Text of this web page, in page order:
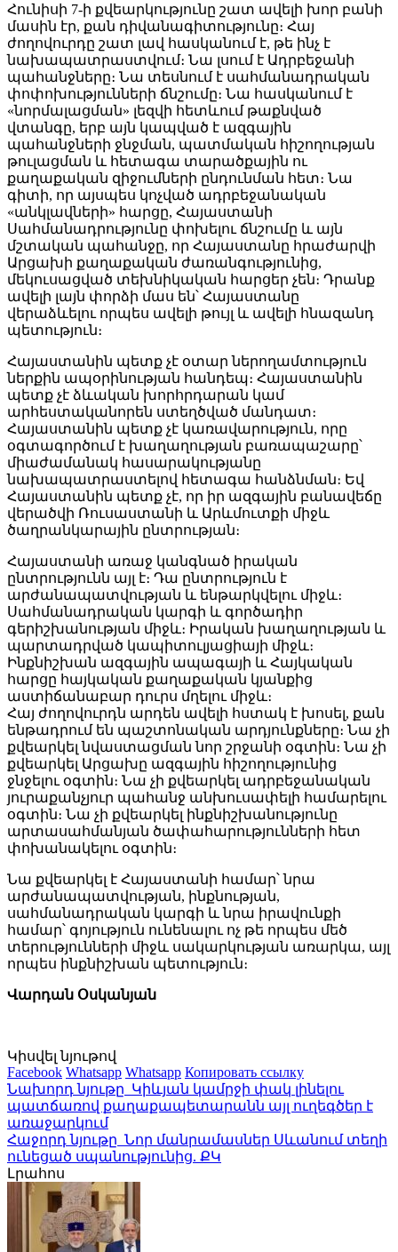
Հունիսի 7-ի քվեարկությունը շատ ավելի խոր բանի
մասին էր, քան դիվանագիտությունը։ Հայ
ժողովուրդը շատ լավ հասկանում է, թե ինչ է
նախապատրաստվում։ Նա լսում է Ադրբեջանի
պահանջները։ Նա տեսնում է սահմանադրական
փոփոխությունների ճնշումը։ Նա հասկանում է
«նորմալացման» լեզվի հետևում թաքնված
վտանգը, երբ այն կապված է ազգային
պահանջների ջնջման, պատմական հիշողության
թուլացման և հետագա տարածքային ու
քաղաքական զիջումների ընդունման հետ։ Նա
գիտի, որ այսպես կոչված ադրբեջանական
«անկլավների» հարցը, Հայաստանի
Սահմանադրությունը փոխելու ճնշումը և այն
մշտական պահանջը, որ Հայաստանը հրաժարվի
Արցախի քաղաքական ժառանգությունից,
մեկուսացված տեխնիկական հարցեր չեն։ Դրանք
ավելի լայն փորձի մաս են՝ Հայաստանը
վերաձևելու որպես ավելի թույլ և ավելի հնազանդ
պետություն։
Հայաստանին պետք չէ օտար ներողամտություն
ներքին ապօրինության հանդեպ։ Հայաստանին
պետք չէ ձևական խորհրդարան կամ
արհեստականորեն ստեղծված մանդատ։
Հայաստանին պետք չէ կառավարություն, որը
օգտագործում է խաղաղության բառապաշարը՝
միաժամանակ հասարակությանը
նախապատրաստելով հետագա հանձնման։ Եվ
Հայաստանին պետք չէ, որ իր ազգային բանավեճը
վերածվի Ռուսաստանի և Արևմուտքի միջև
ծաղրանկարային ընտրության։
Հայաստանի առաջ կանգնած իրական
ընտրությունն այլ է։ Դա ընտրություն է
արժանապատվության և ենթարկվելու միջև։
Սահմանադրական կարգի և գործադիր
գերիշխանության միջև։ Իրական խաղաղության և
պարտադրված կապիտուլյացիայի միջև։
Ինքնիշխան ազգային ապագայի և Հայկական
հարցը հայկական քաղաքական կյանքից
աստիճանաբար դուրս մղելու միջև։
Հայ ժողովուրդն արդեն ավելի հստակ է խոսել, քան
ենթադրում են պաշտոնական արդյունքները։ Նա չի
քվեարկել նվաստացման նոր շրջանի օգտին։ Նա չի
քվեարկել Արցախը ազգային հիշողությունից
ջնջելու օգտին։ Նա չի քվեարկել ադրբեջանական
յուրաքանչյուր պահանջ անխուսափելի համարելու
օգտին։ Նա չի քվեարկել ինքնիշխանությունը
արտասահմանյան ծափահարությունների հետ
փոխանակելու օգտին։
Նա քվեարկել է Հայաստանի համար՝ նրա
արժանապատվության, ինքնության,
սահմանադրական կարգի և նրա իրավունքի
համար՝ գոյություն ունենալու ոչ թե որպես մեծ
տերությունների միջև սակարկության առարկա, այլ
որպես ինքնիշխան պետություն։
Վարդան Օսկանյան
Կիսվել նյութով
Facebook Whatsapp Whatsapp Копировать ссылку
Նախորդ նյութը Կիևյան կամրջի փակ լինելու
պատճառով քաղաքապետարանն այլ ուղեգծեր է
առաջարկում
Հաջորդ նյութը Նոր մանրամասներ Սևանում տեղի
ունեցած սպանությունից. ՔԿ
Լրահոս